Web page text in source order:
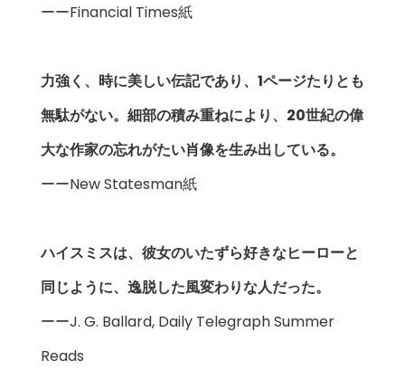
ーーFinancial Times紙
力強く、時に美しい伝記であり、1ページたりとも
無駄がない。細部の積み重ねにより、20世紀の偉
大な作家の忘れがたい肖像を生み出している。
ーーNew Statesman紙
ハイスミスは、彼女のいたずら好きなヒーローと
同じように、逸脱した風変わりな人だった。
ーーJ. G. Ballard, Daily Telegraph Summer
Reads